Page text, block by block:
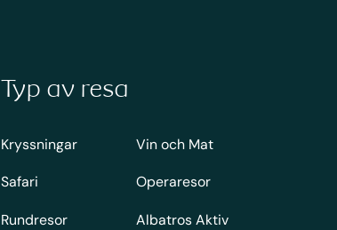
Typ av resa
Kryssningar
Safari
Rundresor
Vin och Mat
Operaresor
Albatros Aktiv